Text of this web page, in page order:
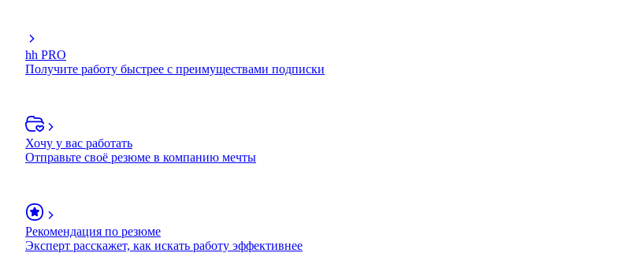
hh PRO
Получите работу быстрее с преимуществами подписки
Хочу у вас работать
Отправьте своё резюме в компанию мечты
Рекомендация по резюме
Эксперт расскажет, как искать работу эффективнее